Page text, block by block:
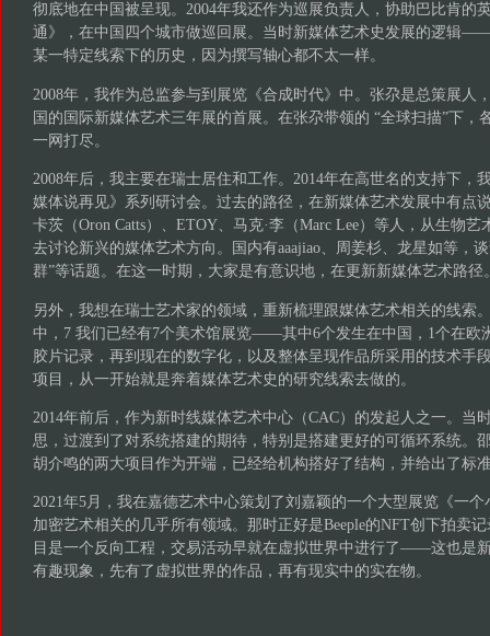
彻底地在中国被呈现。2004年我还作为巡展负责人，协助巴比肯的
通》，在中国四个城市做巡回展。当时新媒体艺术史发展的逻辑
某一特定线索下的历史，因为撰写轴心都不太一样。
2008年，我作为总监参与到展览《合成时代》中。张尕是总策展人
国的国际新媒体艺术三年展的首展。在张尕带领的 “全球扫描”下，
一网打尽。
2008年后，我主要在瑞士居住和工作。2014年在高世名的支持下，
媒体说再见》系列研讨会。过去的路径，在新媒体艺术发展中有点
卡茨（Oron Catts）、ETOY、马克·李（Marc Lee）等人，从生物
去讨论新兴的媒体艺术方向。国内有aaajiao、周姜杉、龙星如等，
群”等话题。在这一时期，大家是有意识地，在更新新媒体艺术路径
另外，我想在瑞士艺术家的领域，重新梳理跟媒体艺术相关的线索
中，7 我们已经有7个美术馆展览——其中6个发生在中国，1个在欧
胶片记录，再到现在的数字化，以及整体呈现作品所采用的技术手
项目，从一开始就是奔着媒体艺术史的研究线索去做的。
2014年前后，作为新时线媒体艺术中心（CAC）的发起人之一。当
思，过渡到了对系统搭建的期待，特别是搭建更好的可循环系统。
胡介鸣的两大项目作为开端，已经给机构搭好了结构，并给出了标
2021年5月，我在嘉德艺术中心策划了刘嘉颖的一个大型展览《一
加密艺术相关的几乎所有领域。那时正好是Beeple的NFT创下拍卖
目是一个反向工程，交易活动早就在虚拟世界中进行了——这也是
有趣现象，先有了虚拟世界的作品，再有现实中的实在物。